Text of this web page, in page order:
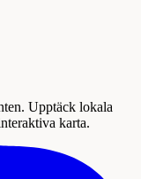
Upptäck lokala
karta.